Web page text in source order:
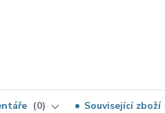
0 Související zboží